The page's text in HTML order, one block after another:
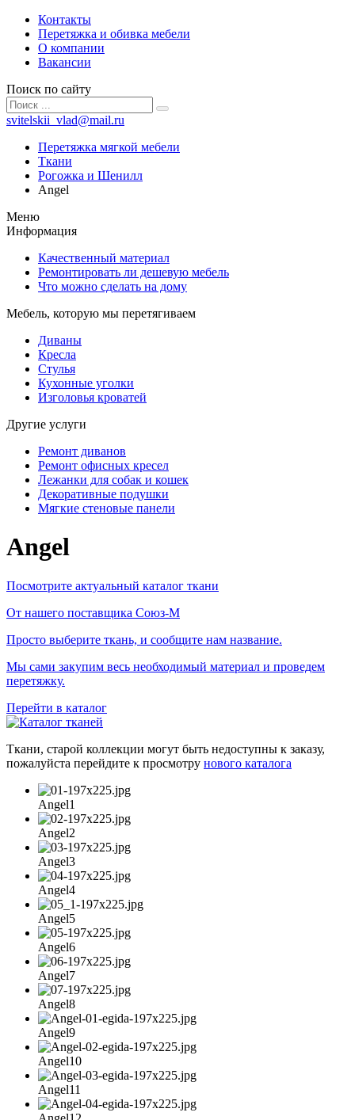
Контакты
Перетяжка и обивка мебели
О компании
Вакансии
Поиск по сайту
svitelskii_vlad@mail.ru
Перетяжка мягкой мебели
Ткани
Рогожка и Шенилл
Angel
Меню
Информация
Качественный материал
Ремонтировать ли дешевую мебель
Что можно сделать на дому
Мебель, которую мы перетягиваем
Диваны
Кресла
Стулья
Кухонные уголки
Изголовья кроватей
Другие услуги
Ремонт диванов
Ремонт офисных кресел
Лежанки для собак и кошек
Декоративные подушки
Мягкие стеновые панели
Angel
Посмотрите актуальный каталог ткани
От нашего поставщика Союз-М
Просто выберите ткань, и сообщите нам название.
Мы сами закупим весь необходимый материал и проведем
перетяжку.
Перейти в каталог
Ткани, старой коллекции могут быть недоступны к заказу,
пожалуйста перейдите к просмотру нового каталога
Angel1
Angel2
Angel3
Angel4
Angel5
Angel6
Angel7
Angel8
Angel9
Angel10
Angel11